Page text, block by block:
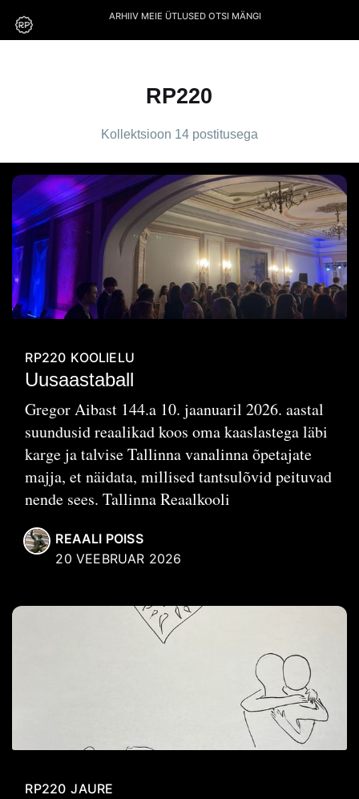
ARHIIV MEIE ÜTLUSED OTSI MÄNGI
RP220
Kollektsioon 14 postitusega
RP220 KOOLIELU
Uusaastaball
Gregor Aibast 144.a 10. jaanuaril 2026. aastal
suundusid reaalikad koos oma kaaslastega läbi
karge ja talvise Tallinna vanalinna õpetajate
majja, et näidata, millised tantsulõvid peituvad
nende sees. Tallinna Reaalkooli
REAALI POISS
20 VEEBRUAR 2026
RP220 JAURE